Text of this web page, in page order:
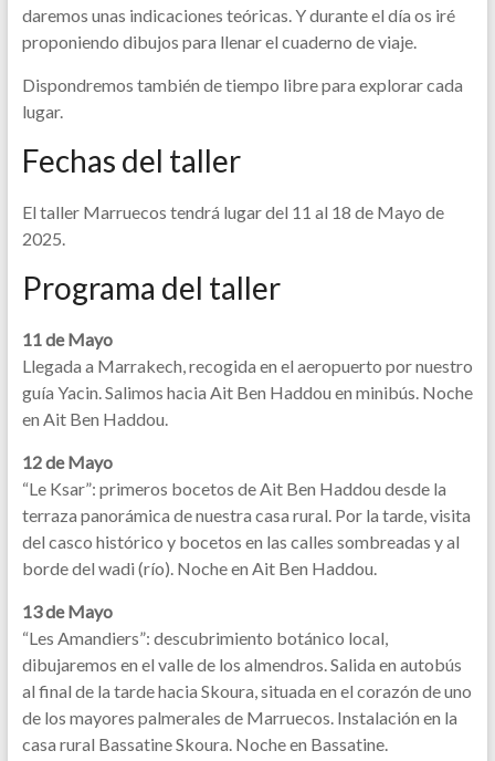
daremos unas indicaciones teóricas. Y durante el día os iré
proponiendo dibujos para llenar el cuaderno de viaje.
Dispondremos también de tiempo libre para explorar cada
lugar.
Fechas del taller
El taller Marruecos tendrá lugar del 11 al 18 de Mayo de
2025.
Programa del taller
11 de Mayo
Llegada a Marrakech, recogida en el aeropuerto por nuestro
guía Yacin. Salimos hacia Ait Ben Haddou en minibús. Noche
en Ait Ben Haddou.
12 de Mayo
“Le Ksar”: primeros bocetos de Ait Ben Haddou desde la
terraza panorámica de nuestra casa rural. Por la tarde, visita
del casco histórico y bocetos en las calles sombreadas y al
borde del wadi (río). Noche en Ait Ben Haddou.
13 de Mayo
“Les Amandiers”: descubrimiento botánico local,
dibujaremos en el valle de los almendros. Salida en autobús
al final de la tarde hacia Skoura, situada en el corazón de uno
de los mayores palmerales de Marruecos. Instalación en la
casa rural Bassatine Skoura. Noche en Bassatine.